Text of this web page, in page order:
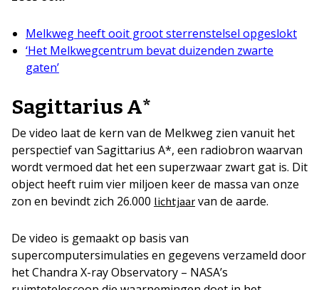
Melkweg heeft ooit groot sterrenstelsel opgeslokt
‘Het Melkwegcentrum bevat duizenden zwarte
gaten’
Sagittarius A*
De video laat de kern van de Melkweg zien vanuit het
perspectief van Sagittarius A*, een radiobron waarvan
wordt vermoed dat het een superzwaar zwart gat is. Dit
object heeft ruim vier miljoen keer de massa van onze
zon en bevindt zich 26.000 lichtjaar van de aarde.
De video is gemaakt op basis van
supercomputersimulaties en gegevens verzameld door
het Chandra X-ray Observatory – NASA’s